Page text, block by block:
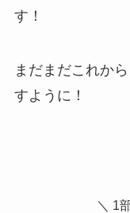
す！
まだまだこれか
すように！
＼ 1